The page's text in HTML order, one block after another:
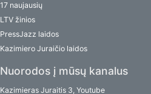
17 naujausių
LTV žinios
PressJazz laidos
Kazimiero Juraičio laidos
Nuorodos į mūsų kanalus
Kazimieras Juraitis 3, Youtube